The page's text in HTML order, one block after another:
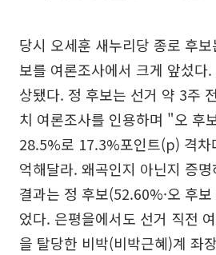
당시 오세훈 새누리당 종로 후
보를 여론조사에서 크게 앞섰다
상됐다. 정 후보는 선거 약 3주
치 여론조사를 인용하며 "오 후
28.5%로 17.3%포인트(p) 격차
억해달라. 왜곡인지 아닌지 증
결과는 정 후보(52.60%·오 후
었다. 은평을에서도 선거 직전
을 탈당한 비박(비박근혜)계 좌